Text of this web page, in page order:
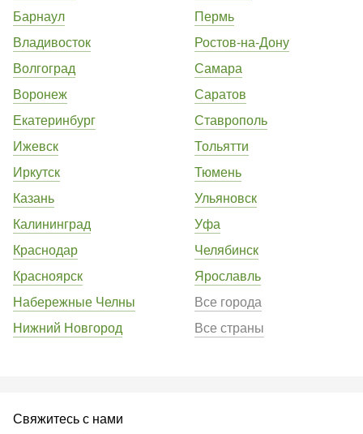
Барнаул
Владивосток
Волгоград
Воронеж
Екатеринбург
Ижевск
Иркутск
Казань
Калининград
Краснодар
Красноярск
Набережные Челны
Нижний Новгород
Пермь
Ростов-на-Дону
Самара
Саратов
Ставрополь
Тольятти
Тюмень
Ульяновск
Уфа
Челябинск
Ярославль
Все города
Все страны
Свяжитесь с нами